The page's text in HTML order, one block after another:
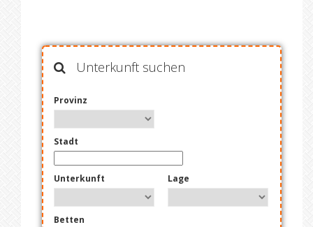
Unterkunft suchen
Provinz
Stadt
Unterkunft Lage
Betten